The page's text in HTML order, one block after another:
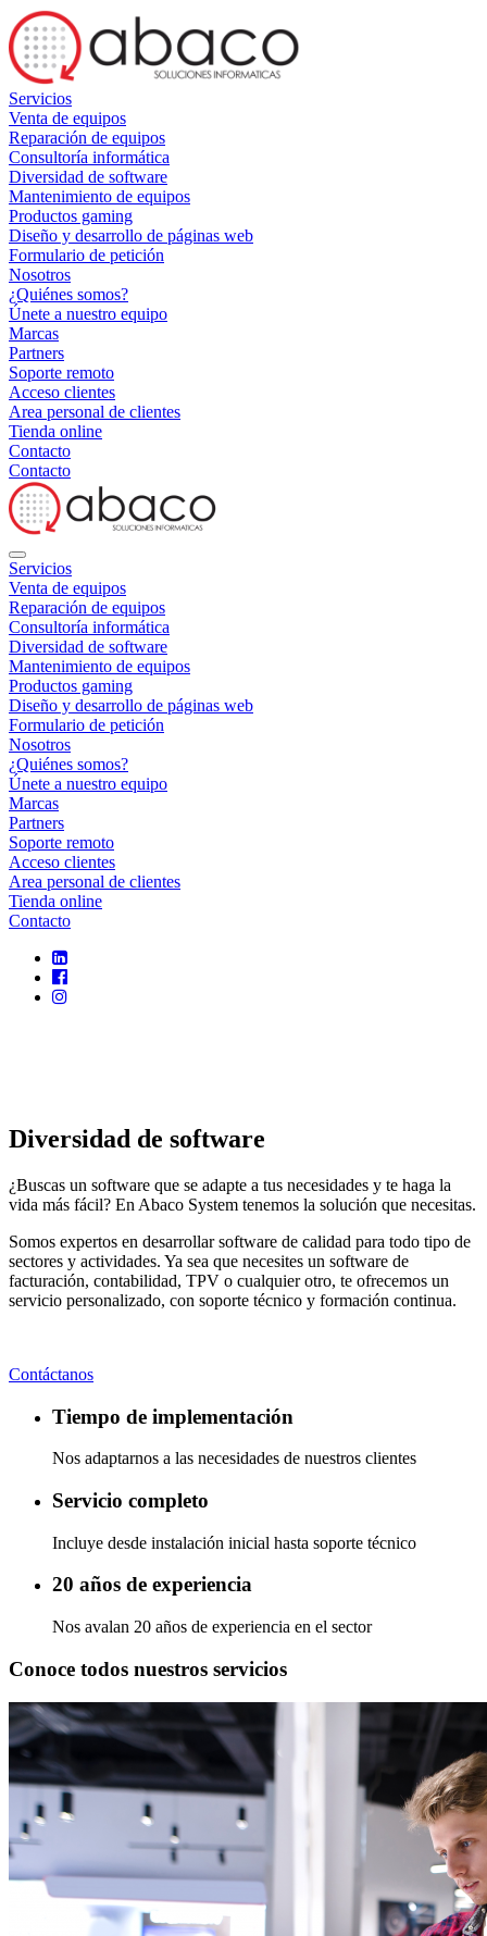
Servicios
Venta de equipos
Reparación de equipos
Consultoría informática
Diversidad de software
Mantenimiento de equipos
Productos gaming
Diseño y desarrollo de páginas web
Formulario de petición
Nosotros
¿Quiénes somos?
Únete a nuestro equipo
Marcas
Partners
Soporte remoto
Acceso clientes
Area personal de clientes
Tienda online
Contacto
Contacto
Servicios
Venta de equipos
Reparación de equipos
Consultoría informática
Diversidad de software
Mantenimiento de equipos
Productos gaming
Diseño y desarrollo de páginas web
Formulario de petición
Nosotros
¿Quiénes somos?
Únete a nuestro equipo
Marcas
Partners
Soporte remoto
Acceso clientes
Area personal de clientes
Tienda online
Contacto
Diversidad de software
¿Buscas un software que se adapte a tus necesidades y te haga la
vida más fácil? En Abaco System tenemos la solución que necesitas.
Somos expertos en desarrollar software de calidad para todo tipo de
sectores y actividades. Ya sea que necesites un software de
facturación, contabilidad, TPV o cualquier otro, te ofrecemos un
servicio personalizado, con soporte técnico y formación continua.
Contáctanos
Tiempo de implementación
Nos adaptarnos a las necesidades de nuestros clientes
Servicio completo
Incluye desde instalación inicial hasta soporte técnico
20 años de experiencia
Nos avalan 20 años de experiencia en el sector
Conoce todos nuestros servicios